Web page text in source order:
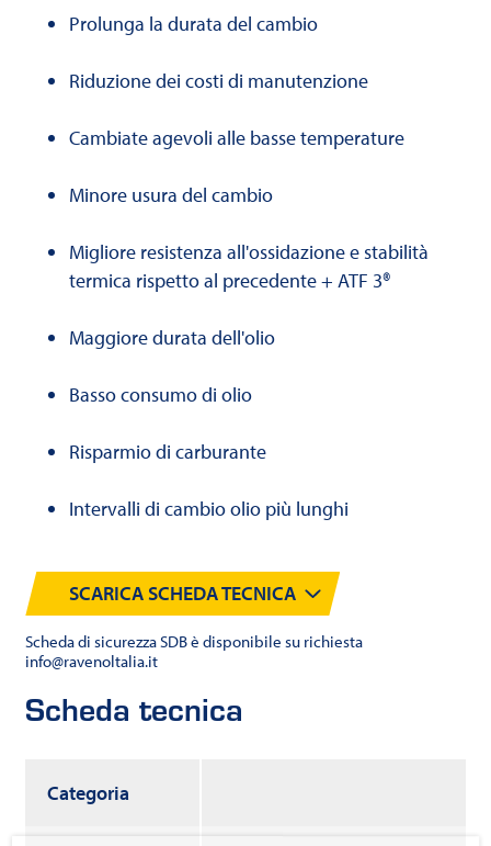
Prolunga la durata del cambio
Riduzione dei costi di manutenzione
Cambiate agevoli alle basse temperature
Minore usura del cambio
Migliore resistenza all'ossidazione e stabilità
termica rispetto al precedente + ATF 3®
Maggiore durata dell'olio
Basso consumo di olio
Risparmio di carburante
Intervalli di cambio olio più lunghi
SCARICA SCHEDA TECNICA
Scheda di sicurezza SDB è disponibile su richiesta
info@ravenoltalia.it
Scheda tecnica
Categoria